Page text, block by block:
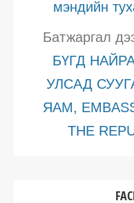
мэндийн
Батжаргал
БҮГД
УЛСАД
ЯАМ,
THE